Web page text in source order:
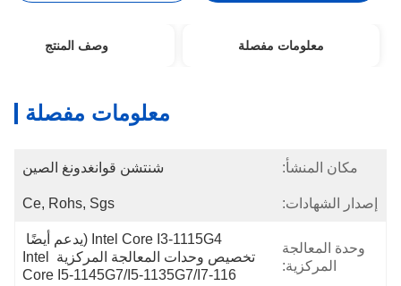
معلومات مفصلة وصف المنتج
معلومات مفصلة
مكان المنشأ: شنتشن قوانغدونغ الصين
إصدار الشهادات: Ce, Rohs, Sgs
وحدة المعالجة
المركزية:
Intel Core I3-1115G4 (يدعم أيضًا
تخصيص وحدات المعالجة المركزية Intel
Core I5-1145G7/i5-1135G7/i7-116